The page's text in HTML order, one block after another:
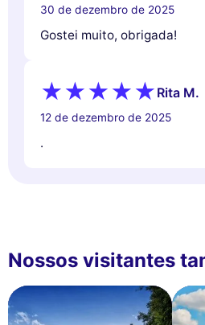
30 de dezembro de 2025
Gostei muito, obrigada!
Rita M.
12 de dezembro de 2025
.
Nossos visitantes